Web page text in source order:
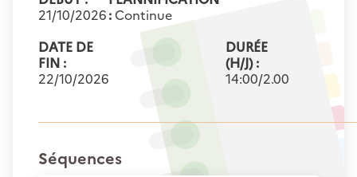
21/10/2026: Continue
DATE DE
FIN :
22/10/2026
DURÉE
(H/J) :
14:00/2.00
Séquences